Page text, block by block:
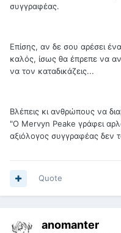
συγγραφέας.
Επίσης, αν δε σου αρέσει
καλός, ίσως θα έπρεπε να
να τον καταδικάζεις...
Βλέπεις κι ανθρώπους να
"Ο Mervyn Peake γράφει
αξιόλογος συγγραφέας δεν
Quote
anomanter